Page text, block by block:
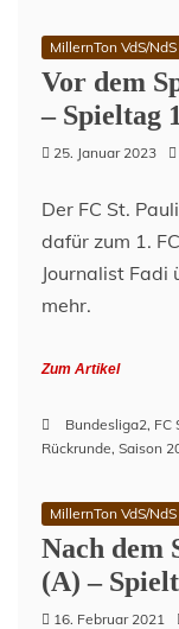
MillernTon VdS/NdS
Vor dem
– Spieltag
25. Januar 2023
Der FC St.
dafür zum 1.
Journalist Fadi
mehr.
Zum Artikel
Bundesliga2, FC
Rückrunde, Saison
MillernTon VdS/NdS
Nach dem
(A) –
16. Februar 2021